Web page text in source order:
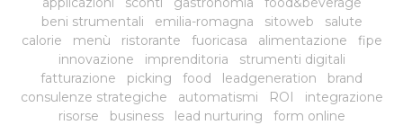
beni strumentali
emilia-romagna sitoweb
salute
calorie
menù ristorante fuoricasa alimentazione
fipe
innovazione
imprenditoria
strumenti digitali
fatturazione
picking food leadgeneration
brand
consulenze strategiche
automatismi ROI
integrazione
risorse
business lead nurturing
form online